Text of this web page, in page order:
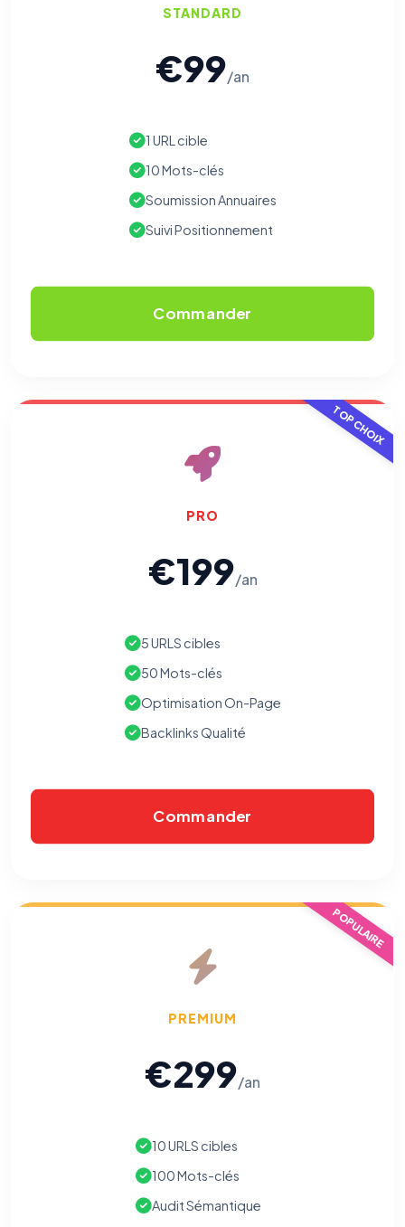
STANDARD
€99/an
1 URL cible
10 Mots-clés
Soumission Annuaires
Suivi Positionnement
Commander
TOP CHOIX
PRO
€199/an
5 URLS cibles
50 Mots-clés
Optimisation On-Page
Backlinks Qualité
Commander
POPULAIRE
PREMIUM
€299/an
10 URLS cibles
100 Mots-clés
Audit Sémantique